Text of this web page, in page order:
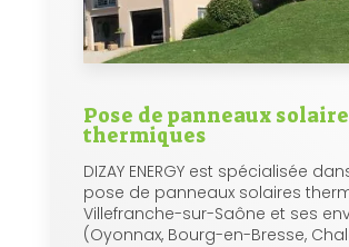
Pose de panneaux
thermiques
DIZAY ENERGY est spécialisée
pose de panneaux solaires
Villefranche-sur-Saône et ses
(Oyonnax, Bourg-en-Bresse,